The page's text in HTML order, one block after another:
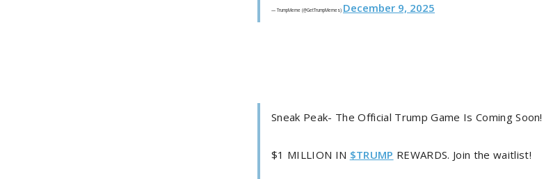
— TrumpMeme (@GetTrumpMemes) December 9, 2025
Sneak Peak- The Official Trump Game Is Coming Soon!
$1 MILLION IN $TRUMP REWARDS. Join the waitlist!